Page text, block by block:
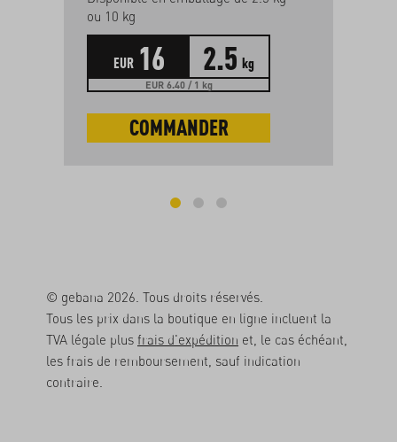
ou 10 kg
EUR 16 2.5 kg
EUR 6.40 / 1 kg
COMMANDER
© gebana 2026. Tous droits réservés.
Tous les prix dans la boutique en ligne incluent la
TVA légale plus frais d'expédition et, le cas échéant,
les frais de remboursement, sauf indication
contraire.